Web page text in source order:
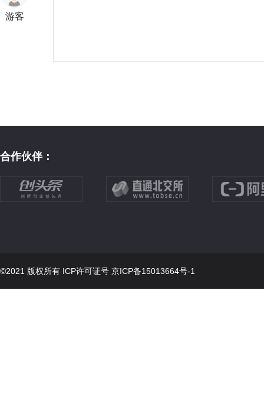
游客
合作伙伴：
©2021 版权所有 ICP许可证号 京ICP备15013664号-1